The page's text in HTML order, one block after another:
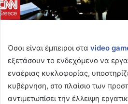
Όσοι είναι έμπειροι στα video
εξετάσουν το ενδεχόμενο να
εναέριας κυκλοφορίας,
κυβέρνηση, στο πλαίσιο των
αντιμετωπίσει την έλλειψη